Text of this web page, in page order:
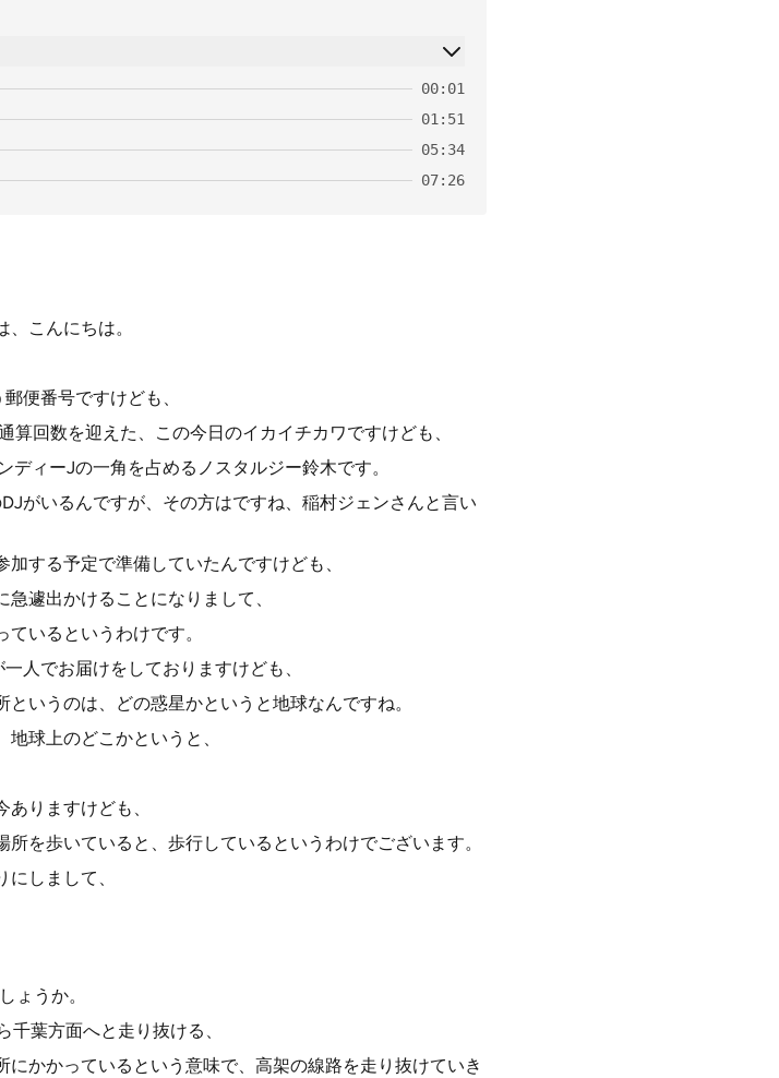
00:01
01:51
05:34
07:26
こんにちは。
便番号ですけども、
回数を迎えた、この今日のイカイチカワですけども、
ィーJの一角を占めるノスタルジー鈴木です。
がいるんですが、その方はですね、稲村ジェンさんと言い
する予定で準備していたんですけども、
遽出かけることになりまして、
いるというわけです。
人でお届けをしておりますけども、
いうのは、どの惑星かというと地球なんですね。
球上のどこかというと、
りますけども、
を歩いていると、歩行しているというわけでございます。
しまして、
ょうか。
葉方面へと走り抜ける、
かかっているという意味で、高架の線路を走り抜けていき